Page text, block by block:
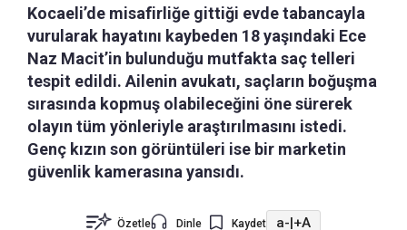
Kocaeli’de misafirliğe gittiği evde tabancayla
vurularak hayatını kaybeden 18 yaşındaki Ece
Naz Macit’in bulunduğu mutfakta saç telleri
tespit edildi. Ailenin avukatı, saçların boğuşma
sırasında kopmuş olabileceğini öne sürerek
olayın tüm yönleriyle araştırılmasını istedi.
Genç kızın son görüntüleri ise bir marketin
güvenlik kamerasına yansıdı.
Özetle Dinle Kaydet a-|+A